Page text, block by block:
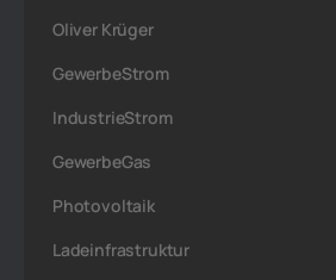
Oliver Krüger
GewerbeStrom
IndustrieStrom
GewerbeGas
Photovoltaik
Ladeinfrastruktur